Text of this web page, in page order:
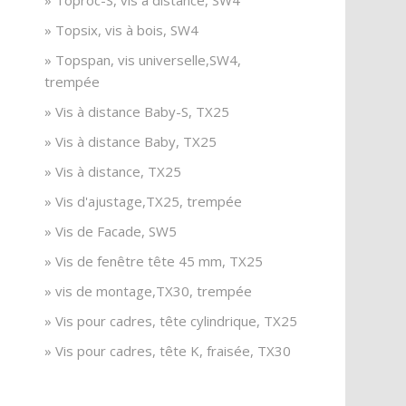
» Topsix, vis à bois, SW4
» Topspan, vis universelle,SW4,
trempée
» Vis à distance Baby-S, TX25
» Vis à distance Baby, TX25
» Vis à distance, TX25
» Vis d'ajustage,TX25, trempée
» Vis de Facade, SW5
» Vis de fenêtre tête 45 mm, TX25
» vis de montage,TX30, trempée
» Vis pour cadres, tête cylindrique, TX25
» Vis pour cadres, tête K, fraisée, TX30